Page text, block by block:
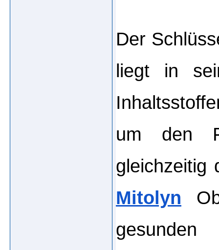
Der
liegt in
um den
Mitolyn